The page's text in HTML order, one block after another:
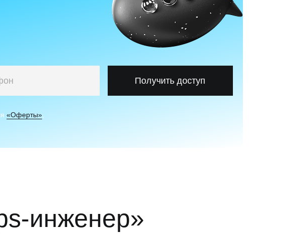
«Оферты»
Получить доступ
инженер»